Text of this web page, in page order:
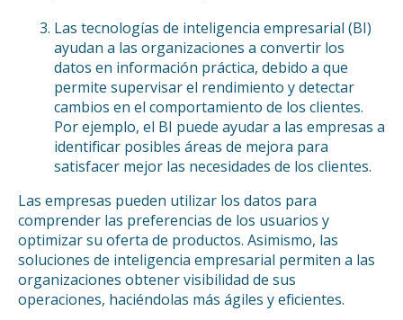
Las tecnologías de inteligencia empresarial (BI)
ayudan a las organizaciones a convertir los
datos en información práctica, debido a que
permite supervisar el rendimiento y detectar
cambios en el comportamiento de los clientes.
Por ejemplo, el BI puede ayudar a las empresas a
identificar posibles áreas de mejora para
satisfacer mejor las necesidades de los clientes.
Las empresas pueden utilizar los datos para
comprender las preferencias de los usuarios y
optimizar su oferta de productos. Asimismo, las
soluciones de inteligencia empresarial permiten a las
organizaciones obtener visibilidad de sus
operaciones, haciéndolas más ágiles y eficientes.